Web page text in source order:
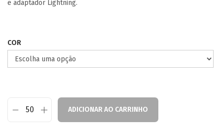
e adaptador Lightning.
COR
ADICIONAR AO CARRINHO